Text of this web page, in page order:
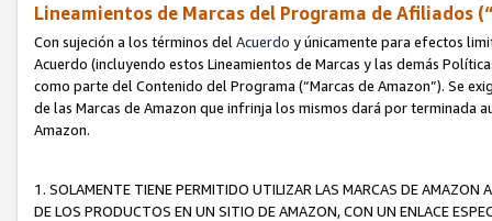
Lineamientos de Marcas del Programa de Afiliados
Con sujeción a los términos del Acuerdo y únicamente para efectos
Acuerdo (incluyendo estos Lineamientos de Marcas y las demás
como parte del Contenido del Programa (“Marcas de Amazon”). Se
de las Marcas de Amazon que infrinja los mismos dará por terminada
Amazon.
1. SOLAMENTE TIENE PERMITIDO UTILIZAR LAS MARCAS DE
DE LOS PRODUCTOS EN UN SITIO DE AMAZON, CON UN ENLACE